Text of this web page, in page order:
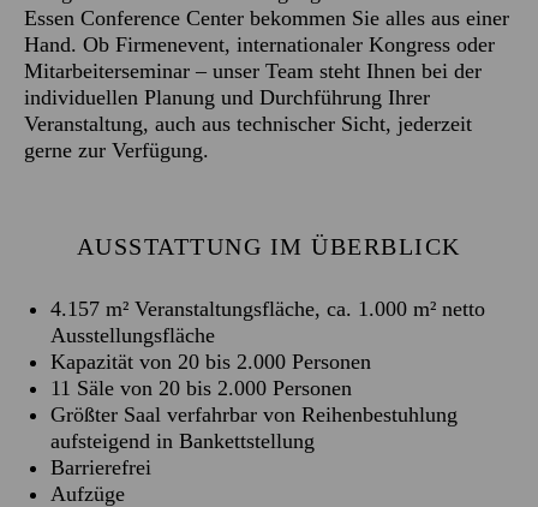
Essen Conference Center bekommen Sie alles aus einer
Hand. Ob Firmenevent, internationaler Kongress oder
Mitarbeiterseminar – unser Team steht Ihnen bei der
individuellen Planung und Durchführung Ihrer
Veranstaltung, auch aus technischer Sicht, jederzeit
gerne zur Verfügung.
AUSSTATTUNG IM ÜBERBLICK
4.157 m² Veranstaltungsfläche, ca. 1.000 m² netto
Ausstellungsfläche
Kapazität von 20 bis 2.000 Personen
11 Säle von 20 bis 2.000 Personen
Größter Saal verfahrbar von Reihenbestuhlung
aufsteigend in Bankettstellung
Barrierefrei
Aufzüge